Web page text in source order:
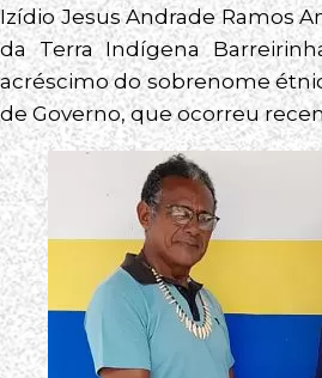
Izídio Jesus Andrade Ramos
da Terra Indígena
acréscimo do sobrenome
de Governo, que ocorreu